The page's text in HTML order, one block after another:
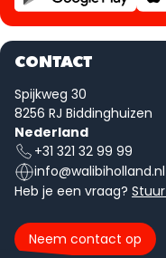
CONTACT
Spijkweg 30
8256 RJ Biddinghuizen
Nederland
+31 321 32 99 99
info@walibiholland.nl
Heb je een vraag?
Neem contact op